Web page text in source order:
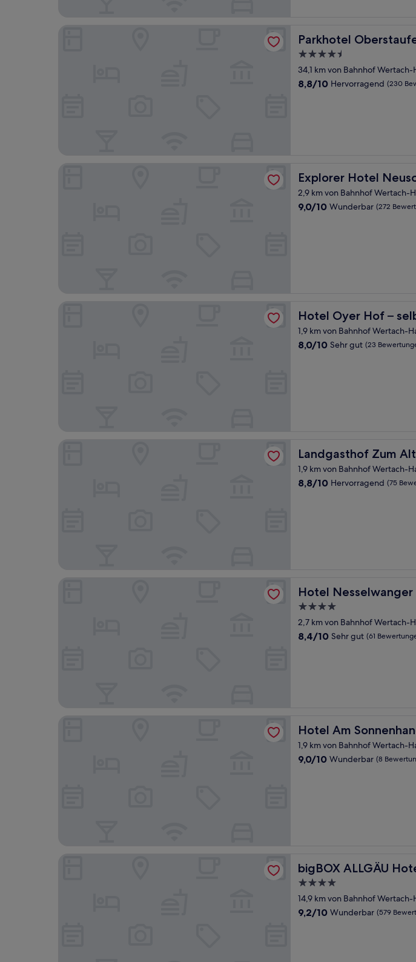
Parkhotel
Parkhotel Oberstaufen
4.5-
Sterne-
Unterkunft
34,1 km von Bahnhof
8.8
8,8/10 Hervorragend (230
Explorer Hotel
Explorer Hotel
2,9 km von Bahnhof Wertach-
9.0
9,0/10 Wunderbar (272
Hotel Oyer Hof –
Hotel Oyer Hof – selbst
1,9 km von Bahnhof Wertach-
8.0
8,0/10 Sehr gut (23
Landgasthof Zum
Landgasthof Zum Alten
1,9 km von Bahnhof Wertach-
8.8
8,8/10 Hervorragend (75
Hotel
Hotel Nesselwanger Hof
4.0-
Sterne-
Unterkunft
2,7 km von Bahnhof Wertach-
8.4
8,4/10 Sehr gut (61
Hotel Am
Hotel Am Sonnenhang
1,9 km von Bahnhof Wertach-
9.0
9,0/10 Wunderbar (8
bigBOX ALLGÄU
bigBOX ALLGÄU Hotel,
4.0-
Sterne-
Unterkunft
14,9 km von Bahnhof
9.2
9,2/10 Wunderbar (579